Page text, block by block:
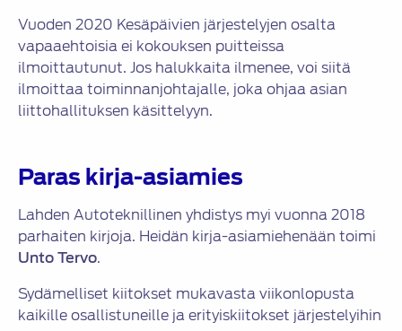
Vuoden 2020 Kesäpäivien järjestelyjen osalta
vapaaehtoisia ei kokouksen puitteissa
ilmoittautunut. Jos halukkaita ilmenee, voi siitä
ilmoittaa toiminnanjohtajalle, joka ohjaa asian
liittohallituksen käsittelyyn.
Paras kirja-asiamies
Lahden Autoteknillinen yhdistys myi vuonna 2018
parhaiten kirjoja. Heidän kirja-asiamiehenään toimi
Unto Tervo.
Sydämelliset kiitokset mukavasta viikonlopusta
kaikille osallistuneille ja erityiskiitokset järjestelyihin